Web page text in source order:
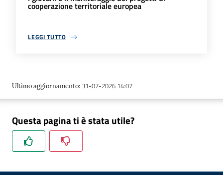
cooperazione territoriale europea
LEGGI TUTTO
Ultimo aggiornamento: 31-07-2026 14:07
Questa pagina ti è stata utile?